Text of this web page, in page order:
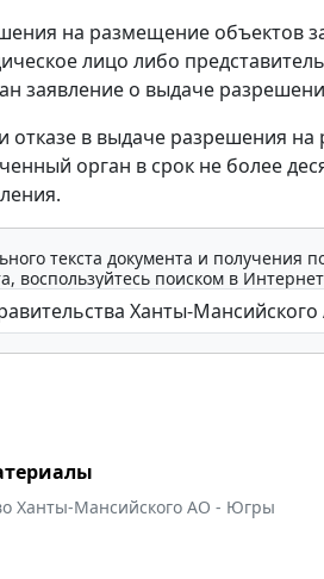
на размещение объектов
лицо либо
заявление о выдаче
отказе в выдаче разрешения
орган в срок не более
текста документа и
воспользуйтесь поиском в
Ханты-Мансийского АО - Югры